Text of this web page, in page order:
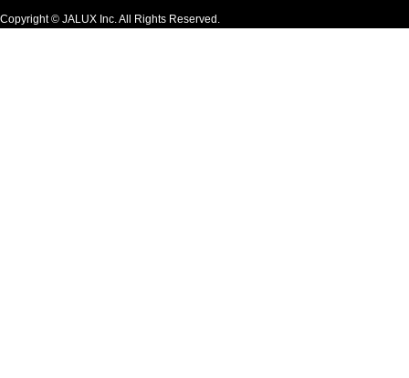
Copyright © JALUX Inc. All Rights Reserved.